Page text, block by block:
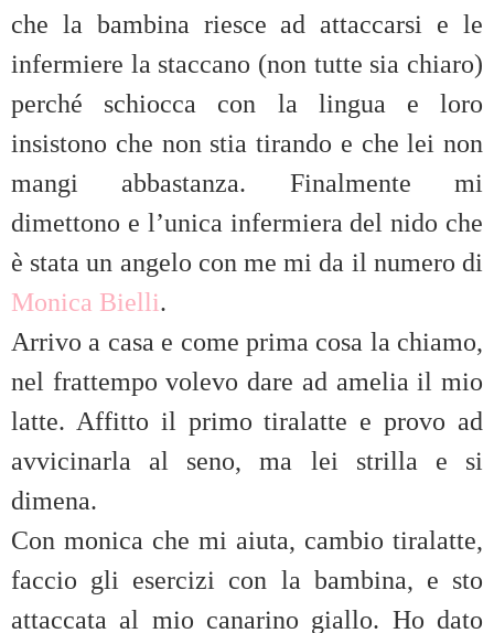
che la bambina riesce ad attaccarsi e le
infermiere la staccano (non tutte sia chiaro)
perché schiocca con la lingua e loro
insistono che non stia tirando e che lei non
mangi abbastanza. Finalmente mi
dimettono e l’unica infermiera del nido che
è stata un angelo con me mi da il numero di
Monica Bielli.
Arrivo a casa e come prima cosa la chiamo,
nel frattempo volevo dare ad amelia il mio
latte. Affitto il primo tiralatte e provo ad
avvicinarla al seno, ma lei strilla e si
dimena.
Con monica che mi aiuta, cambio tiralatte,
faccio gli esercizi con la bambina, e sto
attaccata al mio canarino giallo. Ho dato